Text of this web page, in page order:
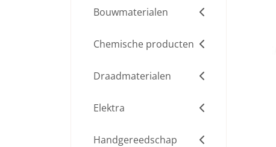
Bouwmaterialen
Chemische producten
Draadmaterialen
Elektra
Handgereedschap